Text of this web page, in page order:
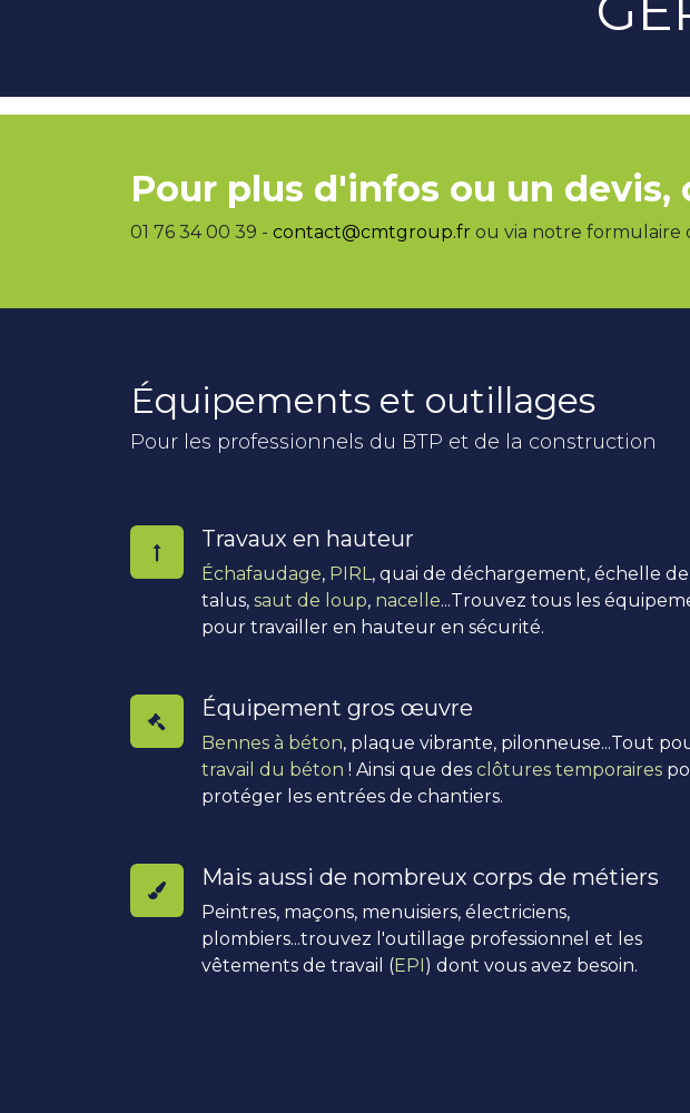
Pour plus d'infos ou un devis,
01 76 34 00 39 - contact@cmtgroup.fr ou via notre formulaire
Équipements et outillages
Pour les professionnels du BTP et de la construction
Travaux en hauteur
Échafaudage, PIRL, quai de déchargement, échelle de
talus, saut de loup, nacelle...Trouvez tous les
pour travailler en hauteur en sécurité.
Équipement gros œuvre
Bennes à béton, plaque vibrante, pilonneuse...Tout
travail du béton ! Ainsi que des clôtures temporaires
protéger les entrées de chantiers.
Mais aussi de nombreux corps de métiers
Peintres, maçons, menuisiers, électriciens,
plombiers...trouvez l'outillage professionnel et les
vêtements de travail (EPI) dont vous avez besoin.